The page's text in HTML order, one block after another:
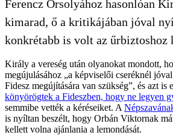
Ferencz Orsolyához hasonlóan
kimarad, ő a kritikájában jóval
konkrétabb is volt az űrbiztoshoz
Király a vereség után olyanokat mondott,
megújulásához „a képviselői cseréknél
Fidesz megújítására van szükség”, és azt is
könyörögtek a Fideszben, hogy ne legyen
semmibe vették a kéréseiket. A
is nyíltan beszélt, hogy Orbán Viktornak
kellett volna ajánlania a lemondását.